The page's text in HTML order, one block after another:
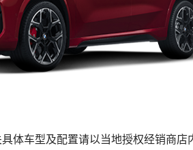
体车型及配置请以当地授权经销商店